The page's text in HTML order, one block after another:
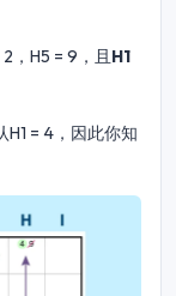
，H5 = 9，且 H1
= 4，因此你知